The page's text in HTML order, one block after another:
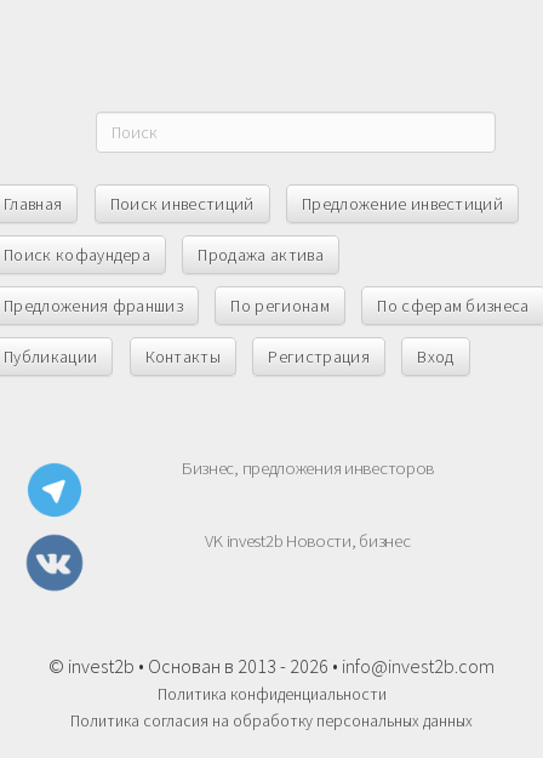
Главная Поиск инвестиций Предложение инвестиций
Поиск кофаундера Продажа актива
Предложения франшиз По регионам По сферам бизнеса
Публикации Контакты Регистрация Вход
Бизнес, предложения инвесторов
VK invest2b Новости, бизнес
© invest2b • Основан в 2013 - 2026 • info@invest2b.com
Политика конфиденциальности
Политика согласия на обработку персональных данных